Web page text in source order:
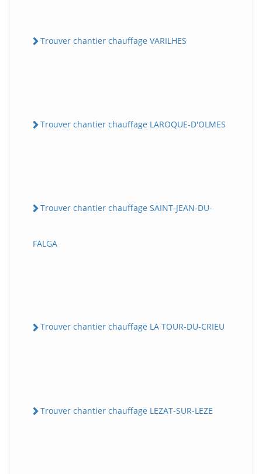
Trouver chantier chauffage VARILHES
Trouver chantier chauffage LAROQUE-D'OLMES
Trouver chantier chauffage SAINT-JEAN-DU-
FALGA
Trouver chantier chauffage LA TOUR-DU-CRIEU
Trouver chantier chauffage LEZAT-SUR-LEZE